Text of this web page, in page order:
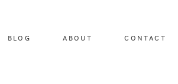
BLOG ABOUT CONTACT